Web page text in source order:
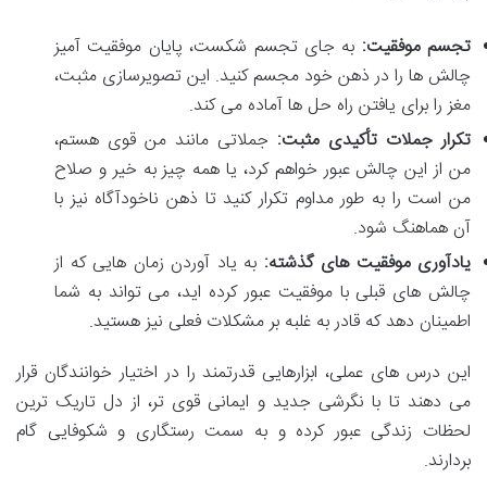
تجسم موفقیت: به جای تجسم شکست، پایان موفقیت آمیز
چالش ها را در ذهن خود مجسم کنید. این تصویرسازی مثبت،
مغز را برای یافتن راه حل ها آماده می کند.
تکرار جملات تأکیدی مثبت: جملاتی مانند من قوی هستم،
من از این چالش عبور خواهم کرد، یا همه چیز به خیر و صلاح
من است را به طور مداوم تکرار کنید تا ذهن ناخودآگاه نیز با
آن هماهنگ شود.
یادآوری موفقیت های گذشته: به یاد آوردن زمان هایی که از
چالش های قبلی با موفقیت عبور کرده اید، می تواند به شما
اطمینان دهد که قادر به غلبه بر مشکلات فعلی نیز هستید.
این درس های عملی، ابزارهایی قدرتمند را در اختیار خوانندگان قرار
می دهند تا با نگرشی جدید و ایمانی قوی تر، از دل تاریک ترین
لحظات زندگی عبور کرده و به سمت رستگاری و شکوفایی گام
بردارند.